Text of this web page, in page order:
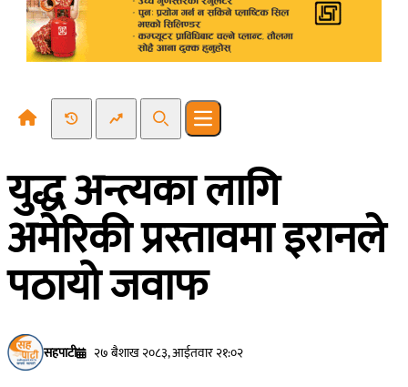
Recent NewsTrending News
SearchOpen main menu
युद्ध अन्त्यका लागि
अमेरिकी प्रस्तावमा इरानले
पठायो जवाफ
सहपाटी २७ बैशाख २०८३, आईतवार २१:०२